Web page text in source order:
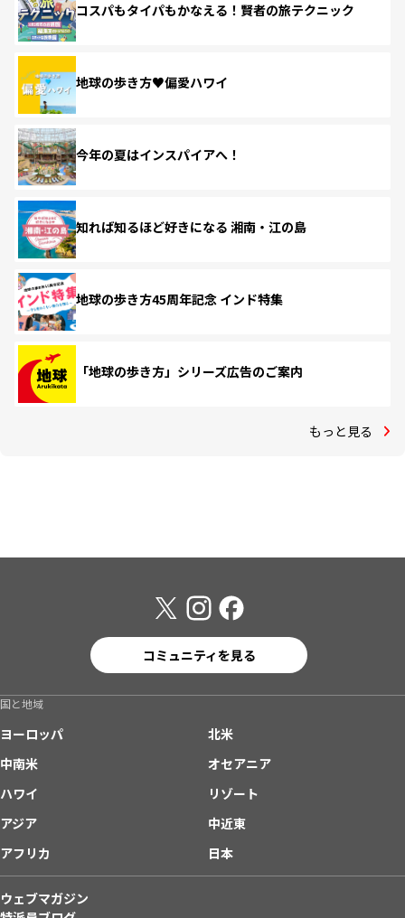
コスパもタイパもかなえる！賢者の旅テクニック
地球の歩き方♥偏愛ハワイ
今年の夏はインスパイアへ！
知れば知るほど好きになる 湘南・江の島
地球の歩き方45周年記念 インド特集
「地球の歩き方」シリーズ広告のご案内
もっと見る
コミュニティを見る
国と地域
ヨーロッパ
北米
中南米
オセアニア
ハワイ
リゾート
アジア
中近東
アフリカ
日本
ウェブマガジン